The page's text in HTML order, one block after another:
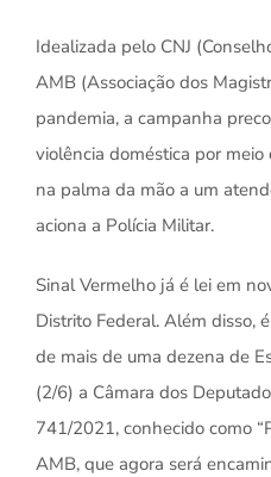
Idealizada pelo CNJ
AMB (Associação dos
pandemia, a campanha
violência doméstica por
na palma da mão a um
aciona a Polícia Militar.
Sinal Vermelho já é lei em
Distrito Federal. Além disso,
de mais de uma dezena de
(2/6) a Câmara dos
741/2021, conhecido como
AMB, que agora será